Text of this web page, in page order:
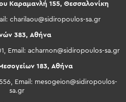
Καραμανλή 155, Θεσσαλονίκη
charilaou@sidiropoulos-sa.gr
383, Αθήνα
Email: acharnon@sidiropoulos-sa.gr
183, Αθήνα
Email: mesogeion@sidiropoulos-
sa.gr